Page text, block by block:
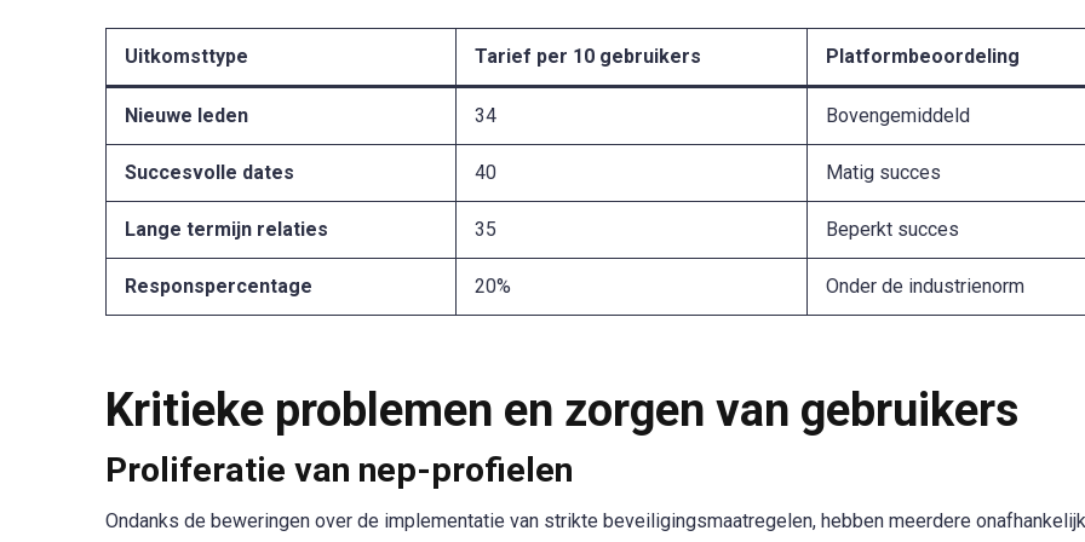
Uitkomsttype Tarief per 10 gebruikers Platformbeoordeling
Nieuwe leden 34 Bovengemiddeld
Succesvolle dates 40 Matig succes
Lange termijn relaties 35 Beperkt succes
Responspercentage 20% Onder de industrienorm
Kritieke problemen en zorgen van gebruikers
Proliferatie van nep-profielen
Ondanks de beweringen over de implementatie van strikte beveiligingsmaatregelen, hebben meerdere